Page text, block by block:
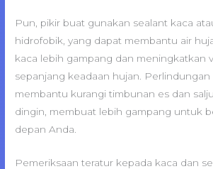
Pun, pikir buat gunakan sealant kaca
hidrofobik, yang dapat membantu air
kaca lebih gampang dan meningkatkan
sepanjang keadaan hujan.
membantu kurangi timbunan es dan
dingin, membuat lebih gampang untuk
depan Anda.
Pemeriksaan teratur kepada kaca dan